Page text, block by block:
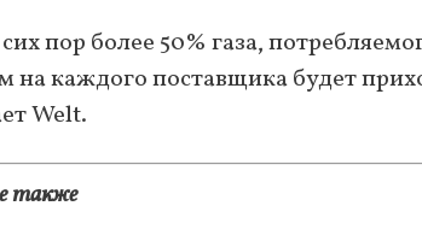
пор более 50% газа,
на каждого поставщика будет
Welt.
также